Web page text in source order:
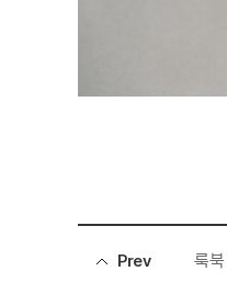
Prev 룩